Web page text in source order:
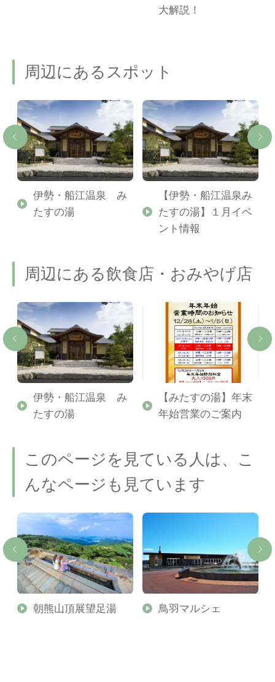
大解説！
周辺にあるスポット
伊勢・船江温泉 み
たすの湯
【伊勢・船江温泉み
たすの湯】１月イベ
ント情報
周辺にある飲食店・おみやげ店
伊勢・船江温泉 み
たすの湯
【みたすの湯】年末
年始営業のご案内
このページを見ている人は、こ
んなページも見ています
朝熊山頂展望足湯 鳥羽マルシェ